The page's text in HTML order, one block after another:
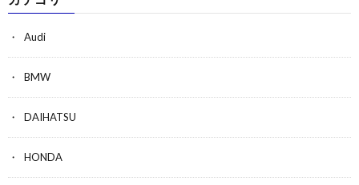
Audi
BMW
DAIHATSU
HONDA